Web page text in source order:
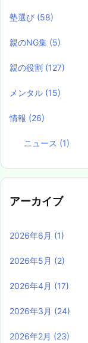
塾選び (58)
親のNG集 (5)
親の役割 (127)
メンタル (15)
情報 (26)
ニュース (1)
アーカイブ
2026年6月 (1)
2026年5月 (2)
2026年4月 (17)
2026年3月 (24)
2026年2月 (23)